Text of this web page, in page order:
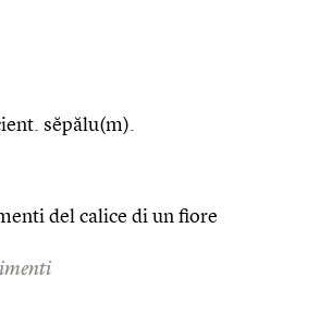
sĕpălu(m).
del calice di un fiore